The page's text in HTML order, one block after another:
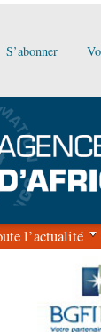
S’abonner
l’actualité